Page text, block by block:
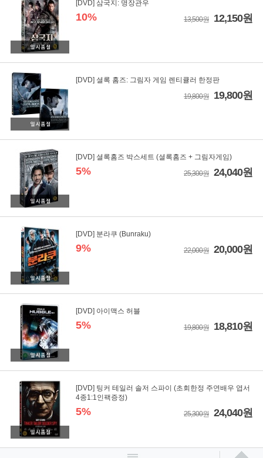
[DVD] 삼국지: 명장관우
10% 13,500원 12,150원
[DVD] 셜록 홈즈: 그림자 게임 렌티큘러 한정판
19,800원
19,800원
[DVD] 셜록홈즈 박스세트 (셜록홈즈 + 그림자게임)
5% 25,300원 24,040원
[DVD] 분라쿠 (Bunraku)
9% 22,000원 20,000원
[DVD] 아이맥스 허블
5% 19,800원 18,810원
[DVD] 팅커 테일러 솔저 스파이 (초회한정 주연배우 엽서
4종1:1인팩증정)
5% 25,300원 24,040원